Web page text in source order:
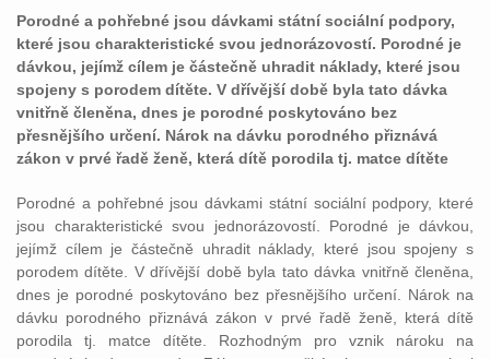
Porodné a pohřebné jsou dávkami státní sociální podpory,
které jsou charakteristické svou jednorázovostí. Porodné je
dávkou, jejímž cílem je částečně uhradit náklady, které jsou
spojeny s porodem dítěte. V dřívější době byla tato dávka
vnitřně členěna, dnes je porodné poskytováno bez
přesnějšího určení. Nárok na dávku porodného přiznává
zákon v prvé řadě ženě, která dítě porodila tj. matce dítěte
Porodné a pohřebné jsou dávkami státní sociální podpory, které
jsou charakteristické svou jednorázovostí. Porodné je dávkou,
jejímž cílem je částečně uhradit náklady, které jsou spojeny s
porodem dítěte. V dřívější době byla tato dávka vnitřně členěna,
dnes je porodné poskytováno bez přesnějšího určení. Nárok na
dávku porodného přiznává zákon v prvé řadě ženě, která dítě
porodila tj. matce dítěte. Rozhodným pro vznik nároku na